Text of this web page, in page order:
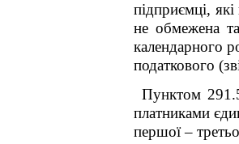
підприємці,
не обмежена
календарного
податкового
Пунктом
платниками
першої –